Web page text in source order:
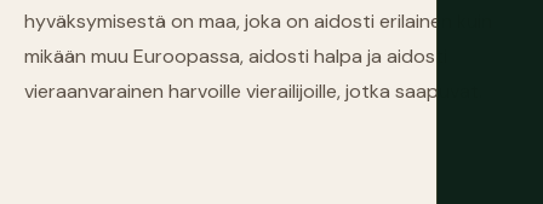
hyväksymisestä on maa, joka on aidosti erilainen kuin
mikään muu Euroopassa, aidosti halpa ja aidosti
vieraanvarainen harvoille vierailijoille, jotka saapuvat.